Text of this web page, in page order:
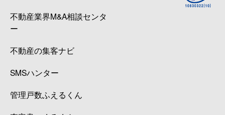
不動産業界M&A相談センタ
ー
不動産の集客ナビ
SMSハンター
管理戸数ふえるくん